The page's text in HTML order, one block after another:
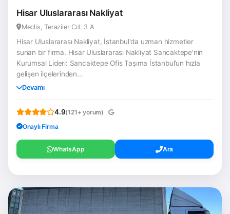
Hisar Uluslararası Nakliyat
Meclis, Teraziler Cd. 3 A
Hisar Uluslararası Nakliyat, İstanbul'da uzman hizmetler
sunan bir firma. Hisar Uluslararası Nakliyat Sancaktepe'nin
Kurumsal Lideri: Sancaktepe Ofis Taşıma İstanbul’un hızla
gelişen ilçelerinden...
Devamı
4.9(121+ yorum)
Onaylı Firma
WhatsApp Ara